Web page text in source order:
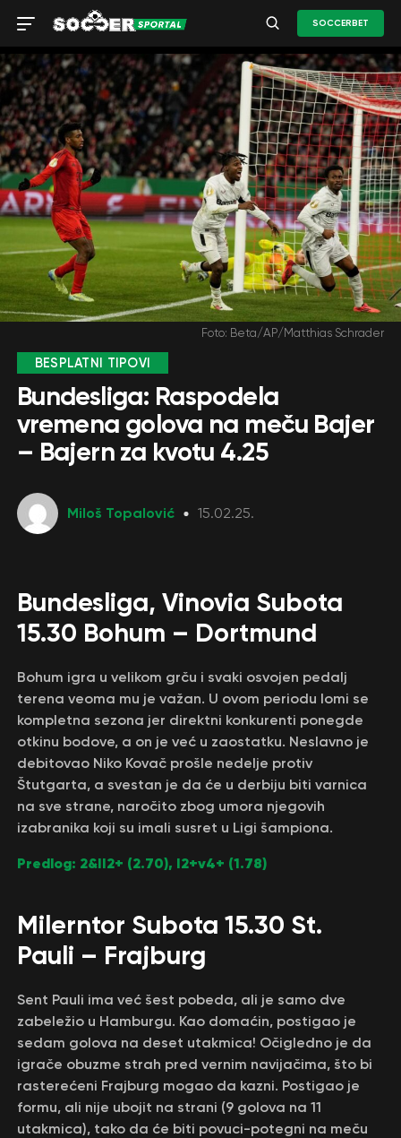
SOCCERBET
Foto: Beta/AP/Matthias Schrader
BESPLATNI TIPOVI
Bundesliga: Raspodela
vremena golova na meču Bajer
– Bajern za kvotu 4.25
Miloš Topalović 15.02.25.
Bundesliga, Vinovia Subota
15.30 Bohum – Dortmund
Bohum igra u velikom grču i svaki osvojen pedalj
terena veoma mu je važan. U ovom periodu lomi se
kompletna sezona jer direktni konkurenti ponegde
otkinu bodove, a on je već u zaostatku. Neslavno je
debitovao Niko Kovač prošle nedelje protiv
Štutgarta, a svestan je da će u derbiju biti varnica
na sve strane, naročito zbog umora njegovih
izabranika koji su imali susret u Ligi šampiona.
Predlog: 2&II2+ (2.70), I2+v4+ (1.78)
Milerntor Subota 15.30 St.
Pauli – Frajburg
Sent Pauli ima već šest pobeda, ali je samo dve
zabeležio u Hamburgu. Kao domaćin, postigao je
sedam golova na deset utakmica! Očigledno je da
igrače obuzme strah pred vernim navijačima, što bi
rasterećeni Frajburg mogao da kazni. Postigao je
formu, ali nije ubojit na strani (9 golova na 11
utakmica), tako da će biti povuci-potegni na meču